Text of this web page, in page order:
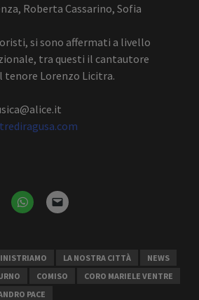
Roberta Cassarino, Sofia
si sono affermati a livello
tra questi il cantautore
tenore Lorenzo Licitra.
LA NOSTRA CITTÀ
NEWS
COMISO
CORO MARIELE VENTRE
PACE